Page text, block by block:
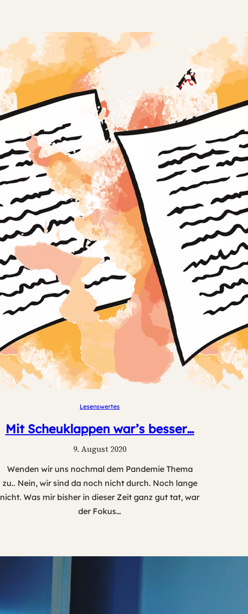
Lesenswertes
Mit Scheuklappen war’s besser…
9. August 2020
Wenden wir uns nochmal dem Pandemie Thema
zu.. Nein, wir sind da noch nicht durch. Noch lange
nicht. Was mir bisher in dieser Zeit ganz gut tat, war
der Fokus…